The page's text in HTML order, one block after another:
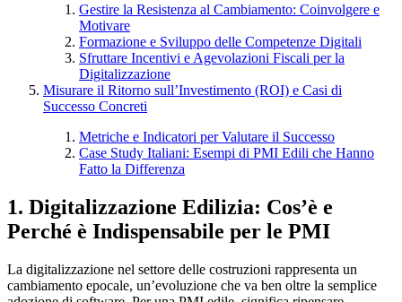
Gestire la Resistenza al Cambiamento: Coinvolgere e
Motivare
Formazione e Sviluppo delle Competenze Digitali
Sfruttare Incentivi e Agevolazioni Fiscali per la
Digitalizzazione
Misurare il Ritorno sull’Investimento (ROI) e Casi di
Successo Concreti
Metriche e Indicatori per Valutare il Successo
Case Study Italiani: Esempi di PMI Edili che Hanno
Fatto la Differenza
1. Digitalizzazione Edilizia: Cos’è e
Perché è Indispensabile per le PMI
La digitalizzazione nel settore delle costruzioni rappresenta un
cambiamento epocale, un’evoluzione che va ben oltre la semplice